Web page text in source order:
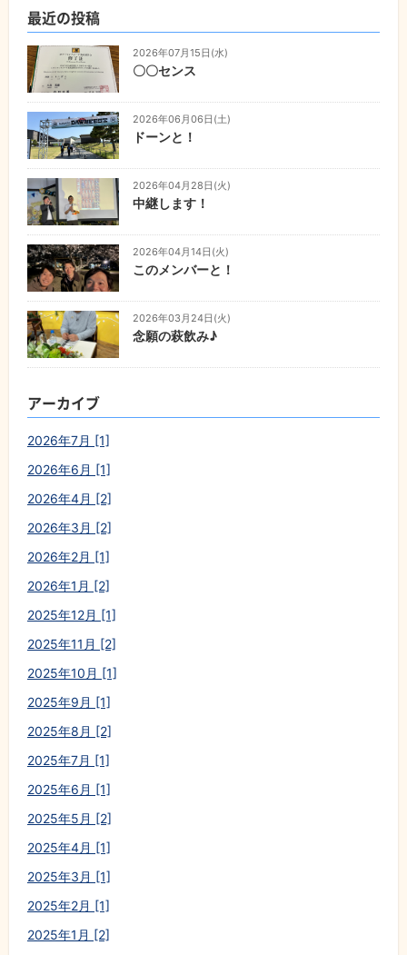
最近の投稿
2026年07月15日(水)
〇〇センス
2026年06月06日(土)
ドーンと！
2026年04月28日(火)
中継します！
2026年04月14日(火)
このメンバーと！
2026年03月24日(火)
念願の萩飲み♪
アーカイブ
2026年7月 [1]
2026年6月 [1]
2026年4月 [2]
2026年3月 [2]
2026年2月 [1]
2026年1月 [2]
2025年12月 [1]
2025年11月 [2]
2025年10月 [1]
2025年9月 [1]
2025年8月 [2]
2025年7月 [1]
2025年6月 [1]
2025年5月 [2]
2025年4月 [1]
2025年3月 [1]
2025年2月 [1]
2025年1月 [2]